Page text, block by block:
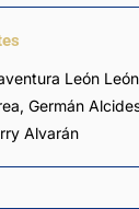
León León
, Germán
Alvarán